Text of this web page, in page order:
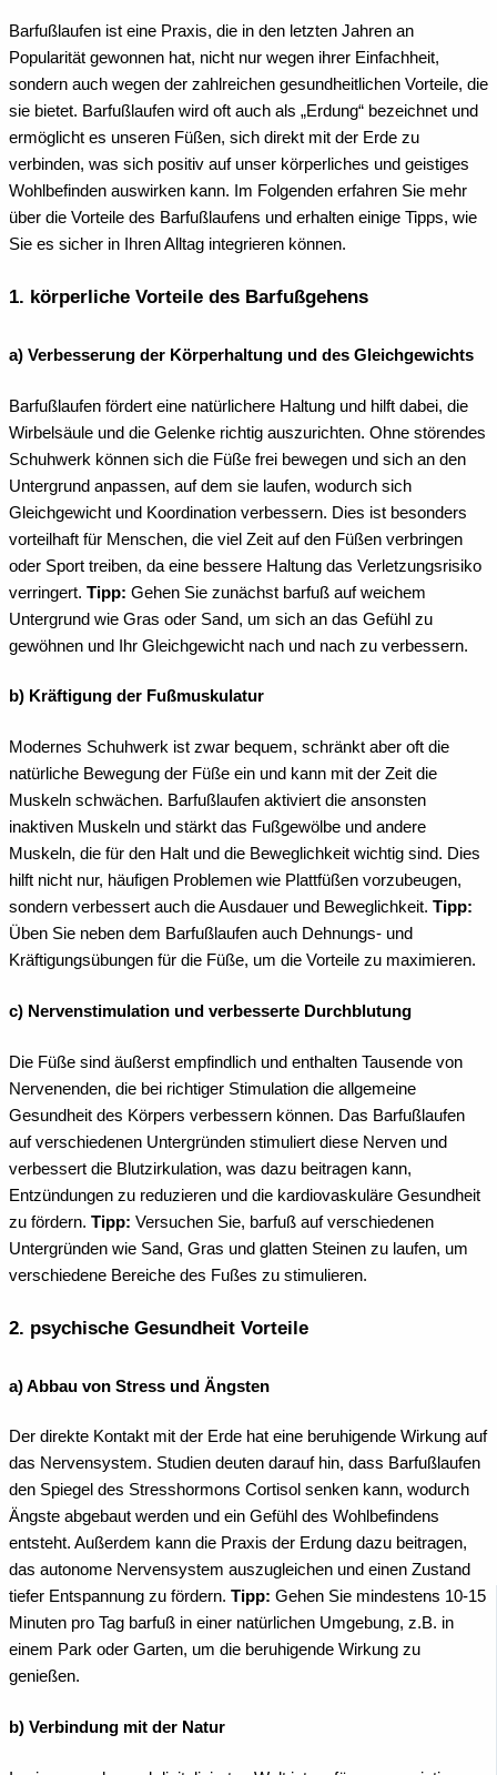
Barfußlaufen ist eine Praxis, die in den letzten Jahren an
Popularität gewonnen hat, nicht nur wegen ihrer Einfachheit,
sondern auch wegen der zahlreichen gesundheitlichen Vorteile, die
sie bietet. Barfußlaufen wird oft auch als „Erdung“ bezeichnet und
ermöglicht es unseren Füßen, sich direkt mit der Erde zu
verbinden, was sich positiv auf unser körperliches und geistiges
Wohlbefinden auswirken kann. Im Folgenden erfahren Sie mehr
über die Vorteile des Barfußlaufens und erhalten einige Tipps, wie
Sie es sicher in Ihren Alltag integrieren können.
1. körperliche Vorteile des Barfußgehens
a) Verbesserung der Körperhaltung und des Gleichgewichts
Barfußlaufen fördert eine natürlichere Haltung und hilft dabei, die
Wirbelsäule und die Gelenke richtig auszurichten. Ohne störendes
Schuhwerk können sich die Füße frei bewegen und sich an den
Untergrund anpassen, auf dem sie laufen, wodurch sich
Gleichgewicht und Koordination verbessern. Dies ist besonders
vorteilhaft für Menschen, die viel Zeit auf den Füßen verbringen
oder Sport treiben, da eine bessere Haltung das Verletzungsrisiko
verringert. Tipp: Gehen Sie zunächst barfuß auf weichem
Untergrund wie Gras oder Sand, um sich an das Gefühl zu
gewöhnen und Ihr Gleichgewicht nach und nach zu verbessern.
b) Kräftigung der Fußmuskulatur
Modernes Schuhwerk ist zwar bequem, schränkt aber oft die
natürliche Bewegung der Füße ein und kann mit der Zeit die
Muskeln schwächen. Barfußlaufen aktiviert die ansonsten
inaktiven Muskeln und stärkt das Fußgewölbe und andere
Muskeln, die für den Halt und die Beweglichkeit wichtig sind. Dies
hilft nicht nur, häufigen Problemen wie Plattfüßen vorzubeugen,
sondern verbessert auch die Ausdauer und Beweglichkeit. Tipp:
Üben Sie neben dem Barfußlaufen auch Dehnungs- und
Kräftigungsübungen für die Füße, um die Vorteile zu maximieren.
c) Nervenstimulation und verbesserte Durchblutung
Die Füße sind äußerst empfindlich und enthalten Tausende von
Nervenenden, die bei richtiger Stimulation die allgemeine
Gesundheit des Körpers verbessern können. Das Barfußlaufen
auf verschiedenen Untergründen stimuliert diese Nerven und
verbessert die Blutzirkulation, was dazu beitragen kann,
Entzündungen zu reduzieren und die kardiovaskuläre Gesundheit
zu fördern. Tipp: Versuchen Sie, barfuß auf verschiedenen
Untergründen wie Sand, Gras und glatten Steinen zu laufen, um
verschiedene Bereiche des Fußes zu stimulieren.
2. psychische Gesundheit Vorteile
a) Abbau von Stress und Ängsten
Der direkte Kontakt mit der Erde hat eine beruhigende Wirkung auf
das Nervensystem. Studien deuten darauf hin, dass Barfußlaufen
den Spiegel des Stresshormons Cortisol senken kann, wodurch
Ängste abgebaut werden und ein Gefühl des Wohlbefindens
entsteht. Außerdem kann die Praxis der Erdung dazu beitragen,
das autonome Nervensystem auszugleichen und einen Zustand
tiefer Entspannung zu fördern. Tipp: Gehen Sie mindestens 10-15
Minuten pro Tag barfuß in einer natürlichen Umgebung, z.B. in
einem Park oder Garten, um die beruhigende Wirkung zu
genießen.
b) Verbindung mit der Natur